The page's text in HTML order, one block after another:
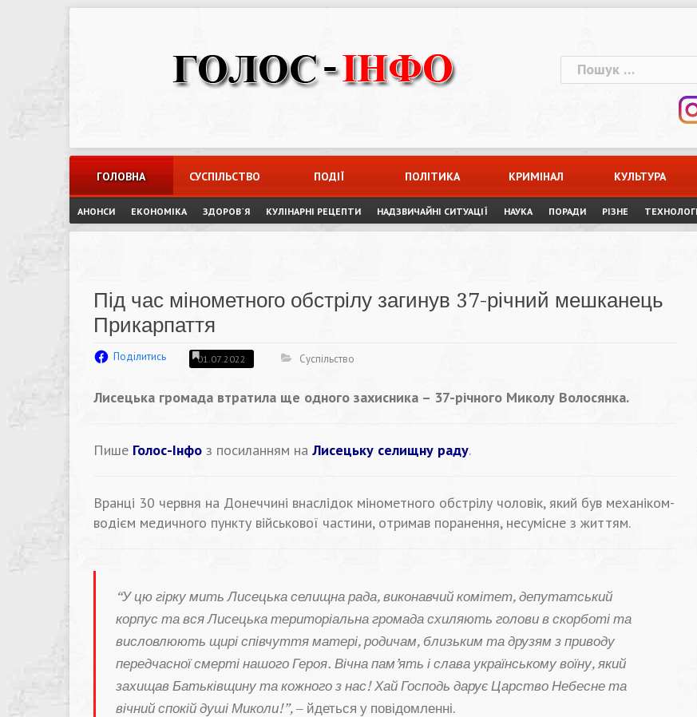
Пошук:
ГОЛОВНА СУСПІЛЬСТВО ПОДІЇ ПОЛІТИКА КРИМІНАЛ КУЛЬТУРА
АНОНСИ ЕКОНОМІКА ЗДОРОВ`Я КУЛІНАРНІ РЕЦЕПТИ НАДЗВИЧАЙНІ СИТУАЦІЇ НАУКА ПОРАДИ РІЗНЕ
Під час мінометного обстрілу загинув 37-річний мешканець
Прикарпаття
Поділитись 01.07.2022 Суспільство
Лисецька громада втратила ще одного захисника – 37-річного Миколу Волосянка.
Пише Голос-Інфо з посиланням на Лисецьку селищну раду.
Вранці 30 червня на Донеччині внаслідок мінометного обстрілу чоловік, який був механіком-
водієм медичного пункту військової частини, отримав поранення, несумісне з життям.
“У цю гірку мить Лисецька селищна рада, виконавчий комітет, депутатський
корпус та вся Лисецька територіальна громада схиляють голови в скорботі та
висловлюють щирі співчуття матері, родичам, близьким та друзям з приводу
передчасної смерті нашого Героя. Вічна пам’ять і слава українському воїну, який
захищав Батьківщину та кожного з нас! Хай Господь дарує Царство Небесне та
вічний спокій душі Миколи!”, – йдеться у повідомленні.